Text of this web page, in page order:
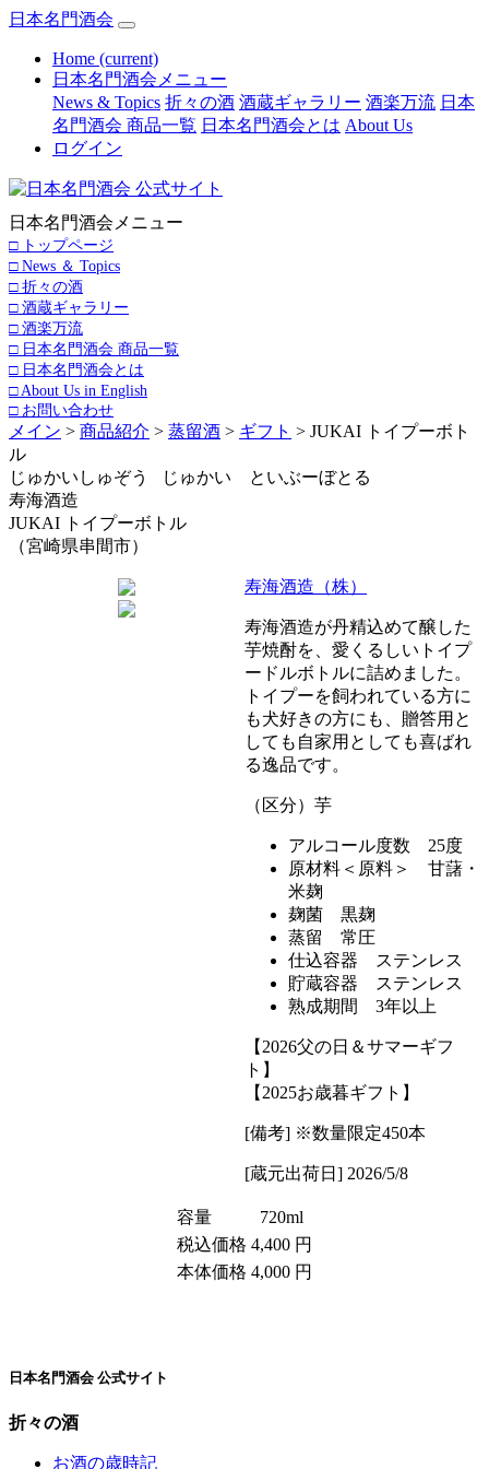
日本名門酒会
Home (current)
日本名門酒会メニュー
News & Topics 折々の酒 酒蔵ギャラリー 酒楽万流 日本
名門酒会 商品一覧 日本名門酒会とは About Us
ログイン
日本名門酒会メニュー
□ トップページ
□ News ＆ Topics
□ 折々の酒
□ 酒蔵ギャラリー
□ 酒楽万流
□ 日本名門酒会 商品一覧
□ 日本名門酒会とは
□ About Us in English
□ お問い合わせ
メイン > 商品紹介 > 蒸留酒 > ギフト > JUKAI トイプーボト
ル
じゅかいしゅぞう じゅかい といぶーぼとる
寿海酒造
JUKAI トイプーボトル
（宮崎県串間市）
寿海酒造（株）
寿海酒造が丹精込めて醸した
芋焼酎を、愛くるしいトイプ
ードルボトルに詰めました。
トイプーを飼われている方に
も犬好きの方にも、贈答用と
しても自家用としても喜ばれ
る逸品です。
（区分）芋
アルコール度数 25度
原材料＜原料＞ 甘藷・
米麹
麹菌 黒麹
蒸留 常圧
仕込容器 ステンレス
貯蔵容器 ステンレス
熟成期間 3年以上
【2026父の日＆サマーギフ
ト】
【2025お歳暮ギフト】
[備考] ※数量限定450本
[蔵元出荷日] 2026/5/8
容量
720ml
税込価格 4,400 円
本体価格 4,000 円
日本名門酒会 公式サイト
折々の酒
お酒の歳時記